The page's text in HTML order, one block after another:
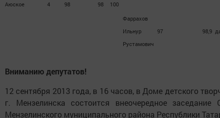
Аюское 4 98 98 100
Фаррахов
Ильнур
Рустамович
97 98,9
Вниманию депутатов!
12 сентября 2013 года, в 16 часов, в Доме детского
г. Мензелинска состоится внеочередное заседание
Мензелинского муниципального района Республики